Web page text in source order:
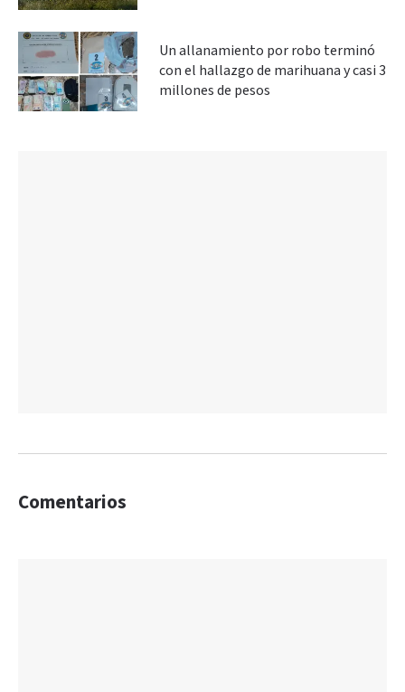
Un allanamiento por robo terminó
con el hallazgo de marihuana y casi 3
millones de pesos
Comentarios